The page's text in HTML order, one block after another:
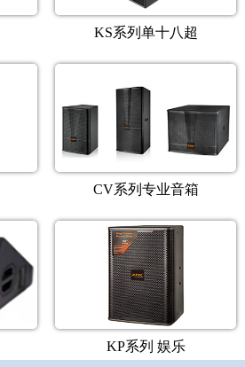
KS系列单十八超
CV系列专业音箱
KP系列 娱乐